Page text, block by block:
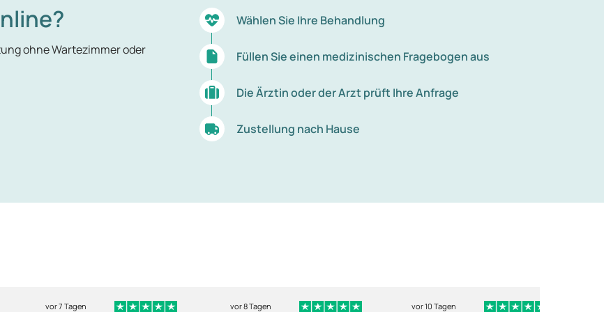
ohne Wartezimmer oder
Wählen Sie Ihre Behandlung
Füllen Sie einen medizinischen Fragebogen aus
Die Ärztin oder der Arzt prüft Ihre Anfrage
Zustellung nach Hause
vor 7 Tagen vor 8 Tagen vor 10 Tagen